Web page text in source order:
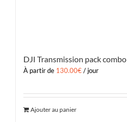
DJI Transmission pack combo
À partir de 130.00€/ jour
Ajouter au panier